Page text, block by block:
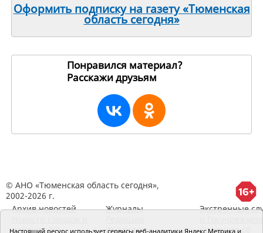
Оформить подписку на газету «Тюменская
область сегодня»
Понравился материал?
Расскажи друзьям
© АНО «Тюменская область сегодня»,
2002-2026 г.
Архив новостей
районов ТО
Журналы
RSS поток
Экстренные
Сведения об
Настоящий ресурс использует сервисы веб-аналитики Яндекс Метрика и